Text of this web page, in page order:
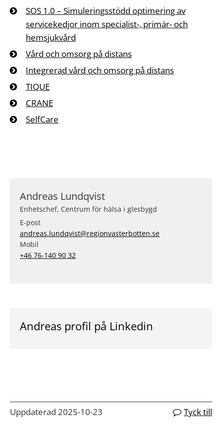
SOS 1.0 – Simuleringsstödd optimering av
servicekedjor inom specialist-, primär- och
hemsjukvård
Vård och omsorg på distans
Integrerad vård och omsorg på distans
TIQUE
CRANE
SelfCare
Andreas Lundqvist
Enhetschef, Centrum för hälsa i glesbygd
E-post
andreas.lundqvist@regionvasterbotten.se
Mobil
+46 76-140 90 32
Andreas profil på Linkedin
Uppdaterad 2025-10-23 Tyck till